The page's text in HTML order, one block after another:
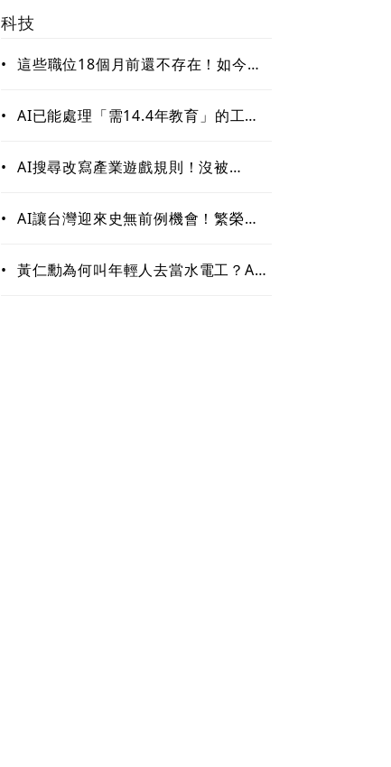
科技
• 這些職位18個月前還不存在！如今年
缺哪種人才？
• AI已能處理「需14.4年教育」的工
最值錢的是這些
• AI搜尋改寫產業遊戲規則！沒被
失」 品牌如何搶下話語權？
• AI讓台灣迎來史無前例機會！繁榮背
其衝
• 黃仁勳為何叫年輕人去當水電工？AI